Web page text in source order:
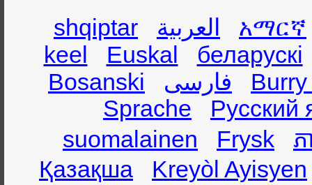
shqiptar العربية
አማርኛ
keel
Euskal
беларускі
Bosanski
فارسی
Sprache
Русский
suomalainen
Frysk
ភ
Қазақша
Kreyòl Ayisyen